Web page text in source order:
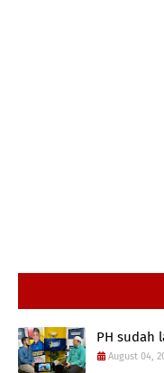
PH sudah
August 04,